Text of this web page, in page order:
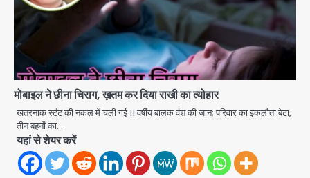
मोबाइल ने छीना चिराग, ख़तम कर दिया राखी का त्योहार
खतरनाक स्टंट की नकल में चली गई 11 वर्षीय बालक वंश की जान; परिवार का इकलौता बेटा,
तीन बहनों का…
यहां से शेयर करें
4
Thailand School Shooting:
बैंकॉक के पास स्कूल में छात्र ने की अंधाधुंध
फायरिंग, हमलावर सहित सात की मौत, 15
घायल
Avinash Kumar
5
हिमाचल में मानसून का कहर: 145 सड़कें बंद,
224 ट्रांसफार्मर ठप, 798 करोड़ रुपये का
नुकसान
Team JHJ
Patna violence: पटना में सड़क हादसे में
युवक की मौत के बाद भड़की हिंसा, उपद्रवियों ने